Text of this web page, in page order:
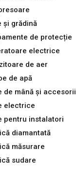
și grădină
de protecție
electrice
de aer
de apă
de mână și accesorii
electrice
pentru instalatori
diamantată
măsurare
sudare